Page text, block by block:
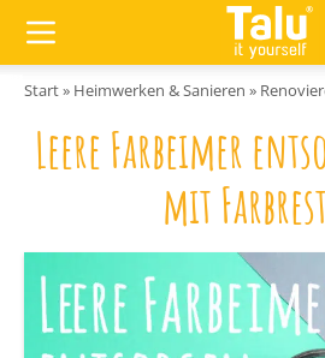
Start» Heimwerken & Sanieren »
Leere Farbeimer
mit